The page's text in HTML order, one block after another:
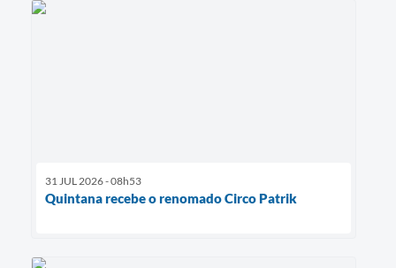
31 JUL 2026 - 08h53
Quintana recebe o renomado Circo Patrik